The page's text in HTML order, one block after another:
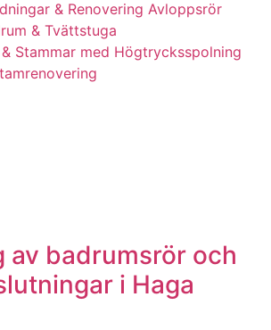
& Renovering Avloppsrör
& Tvättstuga
Stammar med Högtrycksspolning
av badrumsrör och
i Haga